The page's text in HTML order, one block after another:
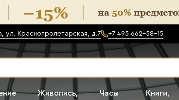
ул. Краснопролетарская, д.7 +7 495 662-58-15
Живопись,
Часы
Книги,